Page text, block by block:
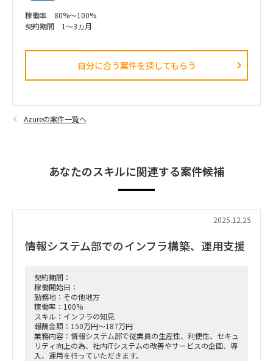
稼働率 80%～100%
契約期間 1～3ヵ月
自分に合う案件を探してもらう​
Azureの案件一覧へ
あなたのスキルに関連する案件候補
2025.12.25
情報システム部でのインフラ構築、運用支援
契約期間：
稼働開始日：
勤務地：その他地方
稼働率：100%
スキル：インフラの知見
報酬金額：150万円～187万円
業務内容：情報システム部で従業員の生産性、利便性、セキュ
リティ向上の為、社内ITシステムの改善やサービスの企画、導
入、運用を行っていただきます。